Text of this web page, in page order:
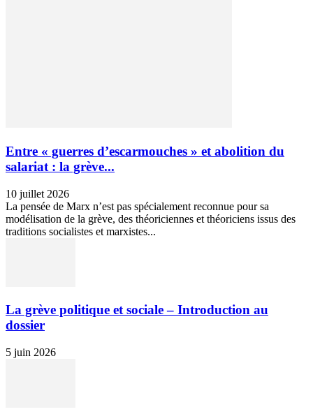
Entre « guerres d’escarmouches » et abolition du
salariat : la grève...
10 juillet 2026
La pensée de Marx n’est pas spécialement reconnue pour sa
modélisation de la grève, des théoriciennes et théoriciens issus des
traditions socialistes et marxistes...
La grève politique et sociale – Introduction au
dossier
5 juin 2026